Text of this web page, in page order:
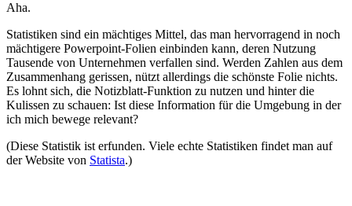
Aha.
Statistiken sind ein mächtiges Mittel, das man hervorragend in noch
mächtigere Powerpoint-Folien einbinden kann, deren Nutzung
Tausende von Unternehmen verfallen sind. Werden Zahlen aus dem
Zusammenhang gerissen, nützt allerdings die schönste Folie nichts.
Es lohnt sich, die Notizblatt-Funktion zu nutzen und hinter die
Kulissen zu schauen: Ist diese Information für die Umgebung in der
ich mich bewege relevant?
(Diese Statistik ist erfunden. Viele echte Statistiken findet man auf
der Website von Statista.)